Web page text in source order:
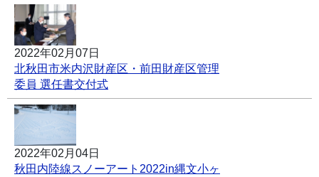
2022年02月07日
北秋田市米内沢財産区・前田財産区管理
委員 選任書交付式
2022年02月04日
秋田内陸線スノーアート2022in縄文小ヶ